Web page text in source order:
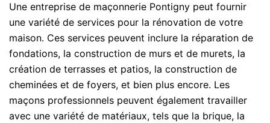
Une entreprise de maçonnerie Pontigny peut fournir
une variété de services pour la rénovation de votre
maison. Ces services peuvent inclure la réparation de
fondations, la construction de murs et de murets, la
création de terrasses et patios, la construction de
cheminées et de foyers, et bien plus encore. Les
maçons professionnels peuvent également travailler
avec une variété de matériaux, tels que la brique, la